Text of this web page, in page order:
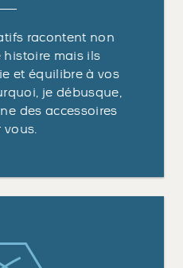
racontent non
histoire mais ils
et équilibre à vos
je débusque,
des accessoires
vous.